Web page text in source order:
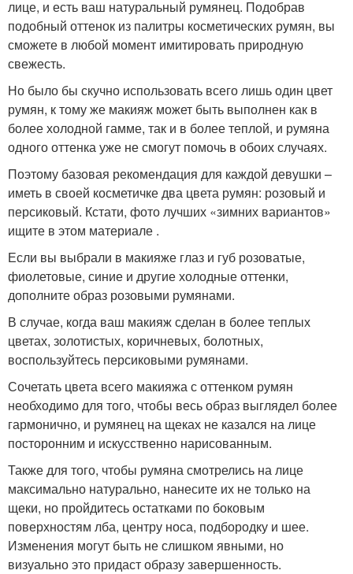
лице, и есть ваш натуральный румянец. Подобрав
подобный оттенок из палитры косметических румян, вы
сможете в любой момент имитировать природную
свежесть.
Но было бы скучно использовать всего лишь один цвет
румян, к тому же макияж может быть выполнен как в
более холодной гамме, так и в более теплой, и румяна
одного оттенка уже не смогут помочь в обоих случаях.
Поэтому базовая рекомендация для каждой девушки –
иметь в своей косметичке два цвета румян: розовый и
персиковый. Кстати, фото лучших «зимних вариантов»
ищите в этом материале .
Если вы выбрали в макияже глаз и губ розоватые,
фиолетовые, синие и другие холодные оттенки,
дополните образ розовыми румянами.
В случае, когда ваш макияж сделан в более теплых
цветах, золотистых, коричневых, болотных,
воспользуйтесь персиковыми румянами.
Сочетать цвета всего макияжа с оттенком румян
необходимо для того, чтобы весь образ выглядел более
гармонично, и румянец на щеках не казался на лице
посторонним и искусственно нарисованным.
Также для того, чтобы румяна смотрелись на лице
максимально натурально, нанесите их не только на
щеки, но пройдитесь остатками по боковым
поверхностям лба, центру носа, подбородку и шее.
Изменения могут быть не слишком явными, но
визуально это придаст образу завершенность.